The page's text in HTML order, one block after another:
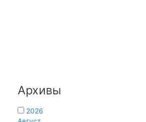
Архивы
2026